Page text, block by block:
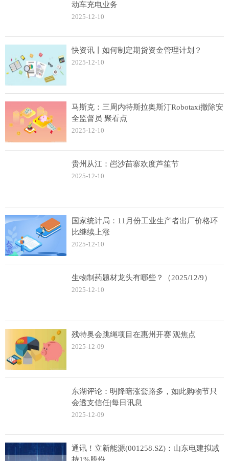
动车充电业务
2025-12-10
快资讯丨如何制定期货资金管理计划？
2025-12-10
马斯克：三周内特斯拉奥斯汀Robotaxi撤除安
全监督员 聚看点
2025-12-10
贵州从江：岜沙苗寨欢度芦笙节
2025-12-10
国家统计局：11月份工业生产者出厂价格环
比继续上涨
2025-12-10
生物制药题材龙头有哪些？（2025/12/9）
2025-12-10
残特奥会跳绳项目在惠州开赛|观焦点
2025-12-09
东湖评论：明降暗涨套路多，如此购物节只
会透支信任|每日讯息
2025-12-09
通讯！立新能源(001258.SZ)：山东电建拟减